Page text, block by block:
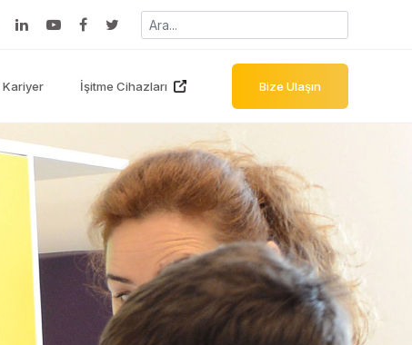
Kariyer İşitme Cihazları Bize Ulaşın